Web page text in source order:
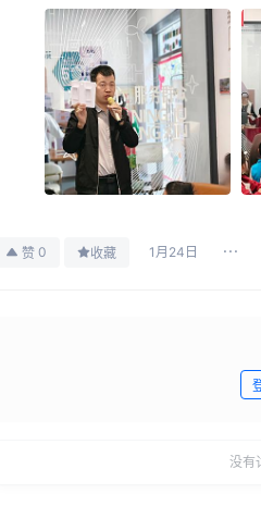
赞 0 收藏 1月24日
没有